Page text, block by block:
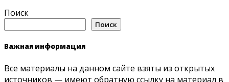
Поиск
Поиск
Важная информация
Все материалы на данном сайте взяты из открытых
источников — имеют обратную ссылку на материал в